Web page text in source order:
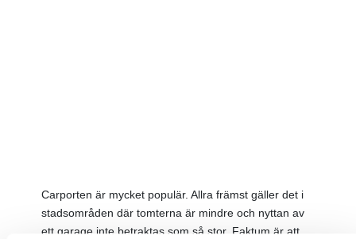
Carporten är mycket populär. Allra främst gäller det i
stadsområden där tomterna är mindre och nyttan av
ett garage inte betraktas som så stor. Faktum är att